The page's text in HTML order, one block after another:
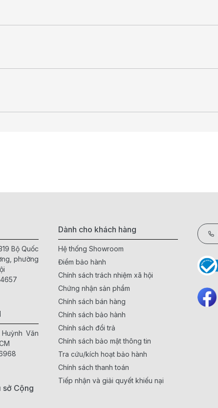
Bộ Quốc
phường
Văn
sở Cộng
Dành cho khách hàng
Hệ thống Showroom
Điểm bảo hành
Chính sách trách nhiệm xã hội
Chứng nhận sản phẩm
Chính sách bán hàng
Chính sách bảo hành
Chính sách đổi trả
Chính sách bảo mật thông tin
Tra cứu/kích hoạt bảo hành
Chính sách thanh toán
Tiếp nhận và giải quyết khiếu nại